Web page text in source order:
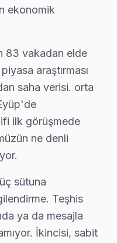
parça temin zinciri,
kullanıcılar
Tamiri
tamir istatistikleri
ortalama çözüm
ve Haliç vapurları
Bölge Bilgisi
barındıran İstanbul
ekonomik
83 vakadan elde
araştırması
saha verisi. orta
ilk görüşmede
ne denli
sütuna
Teşhis
ya da mesajla
İkincisi, sabit